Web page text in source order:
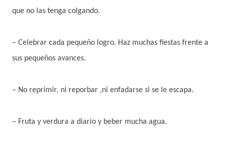
que no las tenga colgando.
– Celebrar cada pequeño logro. Haz muchas fiestas frente a
sus pequeños avances.
– No reprimir, ni reporbar ,ni enfadarse si se le escapa.
– Fruta y verdura a diario y beber mucha agua.